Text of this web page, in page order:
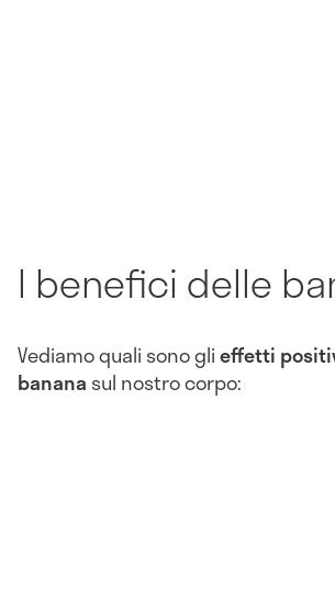
I benefici delle
Vediamo quali sono glieffetti
banana sul nostro corpo: